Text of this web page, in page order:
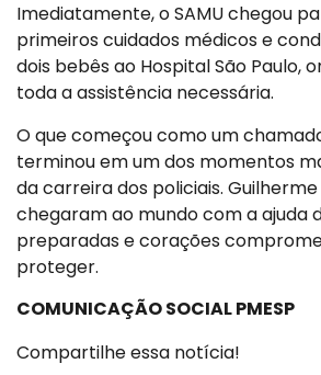
Imediatamente, o SAMU chegou
primeiros cuidados médicos e
dois bebês ao Hospital São Paulo,
toda a assistência necessária.
O que começou como um
terminou em um dos momentos
da carreira dos policiais.
chegaram ao mundo com a ajuda
preparadas e corações
proteger.
COMUNICAÇÃO SOCIAL PMESP
Compartilhe essa notícia!